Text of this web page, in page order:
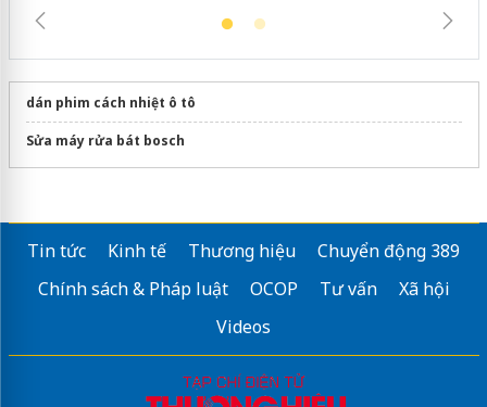
dán phim cách nhiệt ô tô
Sửa máy rửa bát bosch
Tin tức Kinh tế Thương hiệu
Chuyển động 389
Chính sách & Pháp luật
OCOP Tư vấn
Xã hội
Videos